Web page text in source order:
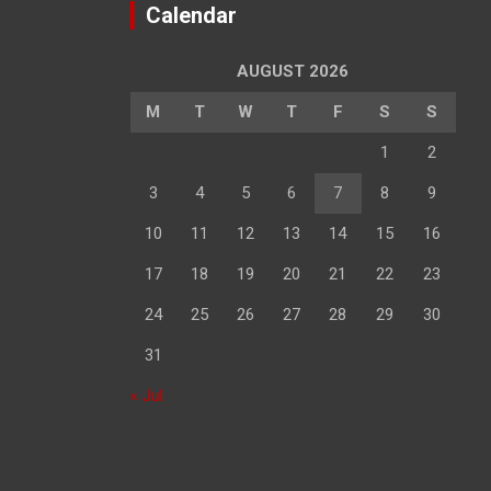
Calendar
AUGUST 2026
M T W T F S S
1 2
3 4 5 6 7 8 9
10 11 12 13 14 15 16
17 18 19 20 21 22 23
24 25 26 27 28 29 30
31
« Jul